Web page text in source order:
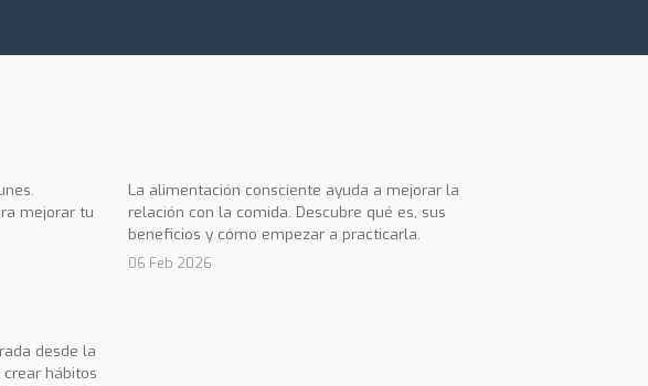
mejorar tu
La alimentación consciente ayuda a mejorar la
relación con la comida. Descubre qué es, sus
beneficios y cómo empezar a practicarla.
06 Feb 2026
desde la
hábitos